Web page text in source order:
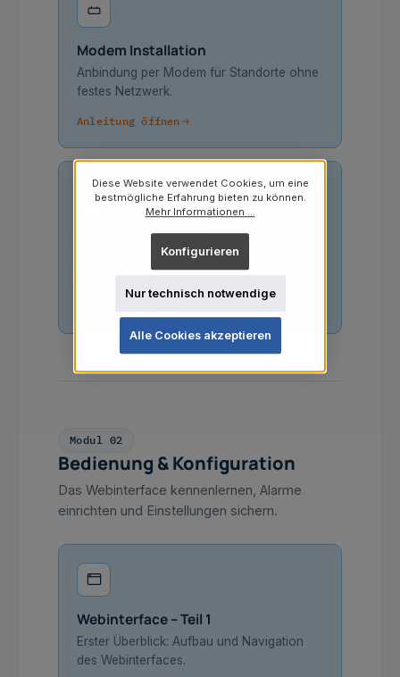
Modem Installation
Anbindung per Modem für Standorte ohne
festes Netzwerk.
Anleitung öffnen
Integration in NMS
Anbindung an bestehende Network-
Modul 02
Bedienung & Konfiguration
Das Webinterface kennenlernen, Alarme
einrichten und Einstellungen sichern.
Webinterface – Teil 1
Erster Überblick: Aufbau und Navigation
des Webinterfaces.
Diese Website verwendet Cookies, um eine
bestmögliche Erfahrung bieten zu können.
Mehr Informationen ...
Nur technisch notwendige
Konfigurieren
Alle Cookies akzeptieren